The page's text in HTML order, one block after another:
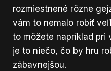
rozmiestnené rôzne
vám to nemalo robiť
to môžete napríklad pri
je to niečo, čo by hru
zábavnejšou.